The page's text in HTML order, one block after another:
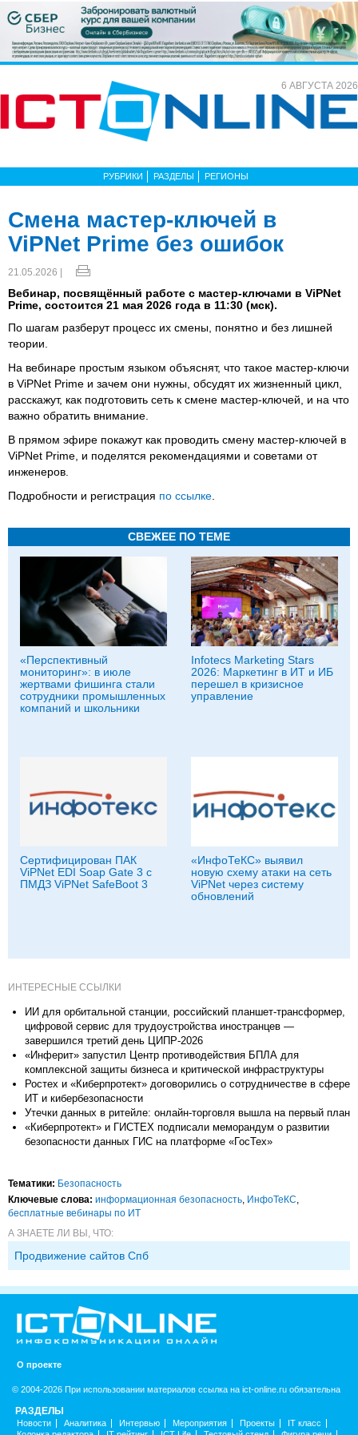
6 АВГУСТА 2026
РУБРИКИ РАЗДЕЛЫ РЕГИОНЫ
Смена мастер-ключей в
ViPNet Prime без ошибок
21.05.2026 |
Вебинар, посвящённый работе с мастер‑ключами в ViPNet
Prime, состоится 21 мая 2026 года в 11:30 (мск).
По шагам разберут процесс их смены, понятно и без лишней
теории.
На вебинаре простым языком объяснят, что такое мастер-ключи
в ViPNet Prime и зачем они нужны, обсудят их жизненный цикл,
расскажут, как подготовить сеть к смене мастер-ключей, и на что
важно обратить внимание.
В прямом эфире покажут как проводить смену мастер-ключей в
ViPNet Prime, и поделятся рекомендациями и советами от
инженеров.
Подробности и регистрация по ссылке
СВЕЖЕЕ ПО ТЕМЕ
«Перспективный
мониторинг»: в июле
жертвами фишинга стали
сотрудники промышленных
компаний и школьники
Infotecs Marketing Stars
2026: Маркетинг в ИТ и ИБ
перешел в кризисное
управление
Сертифицирован ПАК
ViPNet EDI Soap Gate 3 с
ПМДЗ ViPNet SafeBoot 3
«ИнфоТеКС» выявил
новую схему атаки на сеть
ViPNet через систему
обновлений
ИНТЕРЕСНЫЕ ССЫЛКИ
ИИ для орбитальной станции, российский планшет-трансформер,
цифровой сервис для трудоустройства иностранцев —
завершился третий день ЦИПР-2026
«Инферит» запустил Центр противодействия БПЛА для
комплексной защиты бизнеса и критической инфраструктуры
Ростех и «Киберпротект» договорились о сотрудничестве в сфере
ИТ и кибербезопасности
Утечки данных в ритейле: онлайн-торговля вышла на первый план
«Киберпротект» и ГИСТЕХ подписали меморандум о развитии
безопасности данных ГИС на платформе «ГосТех»
Тематики: Безопасность
Ключевые слова: информационная безопасность ИнфоТеКС
бесплатные вебинары по ИТ
А ЗНАЕТЕ ЛИ ВЫ, ЧТО:
Продвижение сайтов Спб
О проекте
© 2004-2026 При использовании материалов ссылка на ict-online.ru обязательна
РАЗДЕЛЫ
Новости Аналитика Интервью Мероприятия Проекты
IT класс